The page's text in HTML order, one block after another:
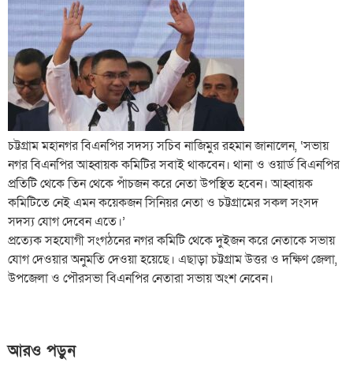
চট্টগ্রাম মহানগর বিএনপির সদস্য সচিব নাজিমুর রহমান জানালেন, ‘সভায়
নগর বিএনপির আহ্বায়ক কমিটির সবাই থাকবেন। থানা ও ওয়ার্ড বিএনপির
প্রতিটি থেকে তিন থেকে পাঁচজন করে নেতা উপস্থিত হবেন। আহ্বায়ক
কমিটিতে নেই এমন কয়েকজন সিনিয়র নেতা ও চট্টগ্রামের সকল সংসদ
সদস্য যোগ দেবেন এতে।’
প্রত্যেক সহযোগী সংগঠনের নগর কমিটি থেকে দুইজন করে নেতাকে সভায়
যোগ দেওয়ার অনুমতি দেওয়া হয়েছে। এছাড়া চট্টগ্রাম উত্তর ও দক্ষিণ জেলা,
উপজেলা ও পৌরসভা বিএনপির নেতারা সভায় অংশ নেবেন।
আরও পড়ুন